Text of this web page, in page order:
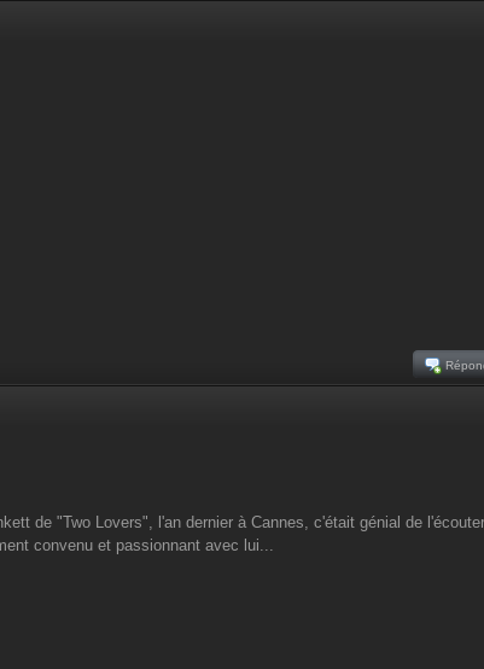
de "Two Lovers", l'an dernier à Cannes, c'était génial de
convenu et passionnant avec lui...